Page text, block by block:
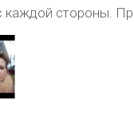
каждой стороны.
но
мешков чуть
Первое фото